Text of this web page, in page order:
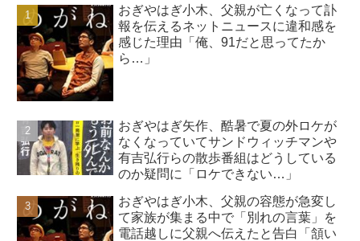
おぎやはぎ小木、父親が亡くなって訃
報を伝えるネットニュースに違和感を
感じた理由「俺、91だと思ってたか
ら…」
おぎやはぎ矢作、酷暑で夏の外ロケが
なくなっていてサンドウィッチマンや
有吉弘行らの散歩番組はどうしている
のか疑問に「ロケできない…」
おぎやはぎ小木、父親の容態が急変し
て家族が集まる中で「別れの言葉」を
電話越しに父親へ伝えたと告白「頷い